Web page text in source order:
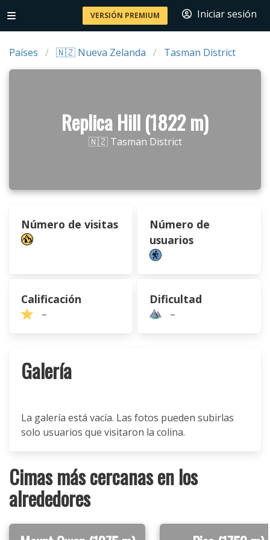
VERSIÓN PREMIUM Iniciar sesión
Países 🇳🇿 Nueva Zelanda Tasman District
Replica Hill (1822 m)
🇳🇿 Tasman District
Número de visitas
Número de
usuarios
Calificación
–
Dificultad
–
Galería
La galería está vacía. Las fotos pueden subirlas
solo usuarios que visitaron la colina.
Cimas más cercanas en los
alrededores